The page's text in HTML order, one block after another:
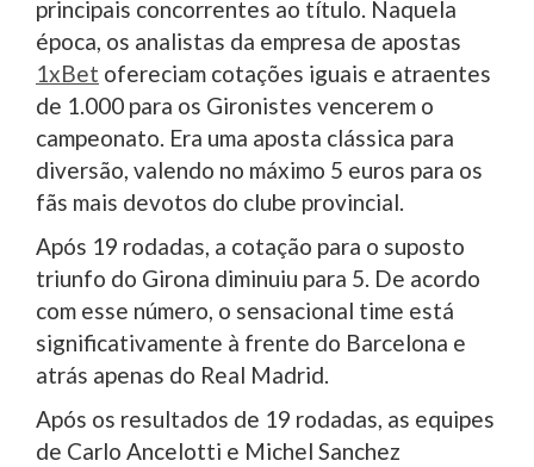
principais concorrentes ao título. Naquela
época, os analistas da empresa de apostas
1xBet ofereciam cotações iguais e atraentes
de 1.000 para os Gironistes vencerem o
campeonato. Era uma aposta clássica para
diversão, valendo no máximo 5 euros para os
fãs mais devotos do clube provincial.
Após 19 rodadas, a cotação para o suposto
triunfo do Girona diminuiu para 5. De acordo
com esse número, o sensacional time está
significativamente à frente do Barcelona e
atrás apenas do Real Madrid.
Após os resultados de 19 rodadas, as equipes
de Carlo Ancelotti e Michel Sanchez